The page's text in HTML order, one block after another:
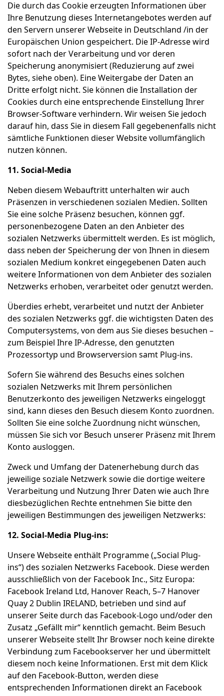
Die durch das Cookie erzeugten Informationen über
Ihre Benutzung dieses Internetangebotes werden auf
den Servern unserer Webseite in Deutschland /in der
Europäischen Union gespeichert. Die IP-Adresse wird
sofort nach der Verarbeitung und vor deren
Speicherung anonymisiert (Reduzierung auf zwei
Bytes, siehe oben). Eine Weitergabe der Daten an
Dritte erfolgt nicht. Sie können die Installation der
Cookies durch eine entsprechende Einstellung Ihrer
Browser-Software verhindern. Wir weisen Sie jedoch
darauf hin, dass Sie in diesem Fall gegebenenfalls nicht
sämtliche Funktionen dieser Website vollumfänglich
nutzen können.
11. Social-Media
Neben diesem Webauftritt unterhalten wir auch
Präsenzen in verschiedenen sozialen Medien. Sollten
Sie eine solche Präsenz besuchen, können ggf.
personenbezogene Daten an den Anbieter des
sozialen Netzwerks übermittelt werden. Es ist möglich,
dass neben der Speicherung der von Ihnen in diesem
sozialen Medium konkret eingegebenen Daten auch
weitere Informationen von dem Anbieter des sozialen
Netzwerks erhoben, verarbeitet oder genutzt werden.
Überdies erhebt, verarbeitet und nutzt der Anbieter
des sozialen Netzwerks ggf. die wichtigsten Daten des
Computersystems, von dem aus Sie dieses besuchen –
zum Beispiel Ihre IP-Adresse, den genutzten
Prozessortyp und Browserversion samt Plug-ins.
Sofern Sie während des Besuchs eines solchen
sozialen Netzwerks mit Ihrem persönlichen
Benutzerkonto des jeweiligen Netzwerks eingeloggt
sind, kann dieses den Besuch diesem Konto zuordnen.
Sollten Sie eine solche Zuordnung nicht wünschen,
müssen Sie sich vor Besuch unserer Präsenz mit Ihrem
Konto ausloggen.
Zweck und Umfang der Datenerhebung durch das
jeweilige soziale Netzwerk sowie die dortige weitere
Verarbeitung und Nutzung Ihrer Daten wie auch Ihre
diesbezüglichen Rechte entnehmen Sie bitte den
jeweiligen Bestimmungen des jeweiligen Netzwerks:
12. Social-Media Plug-ins:
Unsere Webseite enthält Programme („Social Plug-
ins“) des sozialen Netzwerks Facebook. Diese werden
ausschließlich von der Facebook Inc., Sitz Europa:
Facebook Ireland Ltd, Hanover Reach, 5–7 Hanover
Quay 2 Dublin IRELAND, betrieben und sind auf
unserer Seite durch das Facebook-Logo und/oder den
Zusatz „Gefällt mir“ kenntlich gemacht. Beim Besuch
unserer Webseite stellt Ihr Browser noch keine direkte
Verbindung zum Facebookserver her und übermittelt
diesem noch keine Informationen. Erst mit dem Klick
auf den Facebook-Button, werden diese
entsprechenden Informationen direkt an Facebook